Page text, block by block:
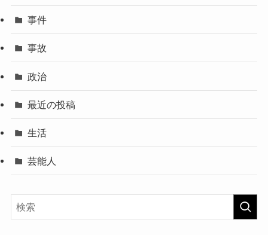
事件
事故
政治
最近の投稿
生活
芸能人